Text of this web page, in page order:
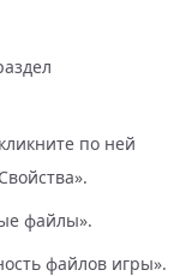
по ней
файлы».
файлов игры».